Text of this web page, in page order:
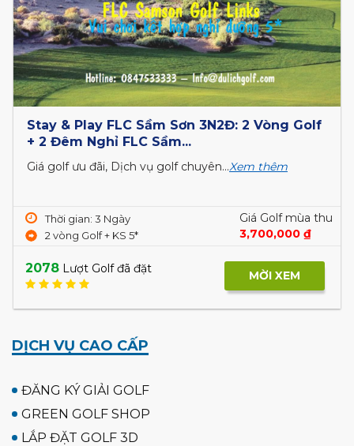
Stay & Play FLC Sầm Sơn 3N2Đ: 2 Vòng Golf
+ 2 Đêm Nghỉ FLC Sầm...
Giá golf ưu đãi, Dịch vụ golf chuyên...Xem thêm
Thời gian: 3 Ngày
2 vòng Golf + KS 5*
Giá Golf mùa thu
3,700,000 ₫
2078 Lượt Golf đã đặt MỜI XEM
DỊCH VỤ CAO CẤP
ĐĂNG KÝ GIẢI GOLF
GREEN GOLF SHOP
LẮP ĐẶT GOLF 3D